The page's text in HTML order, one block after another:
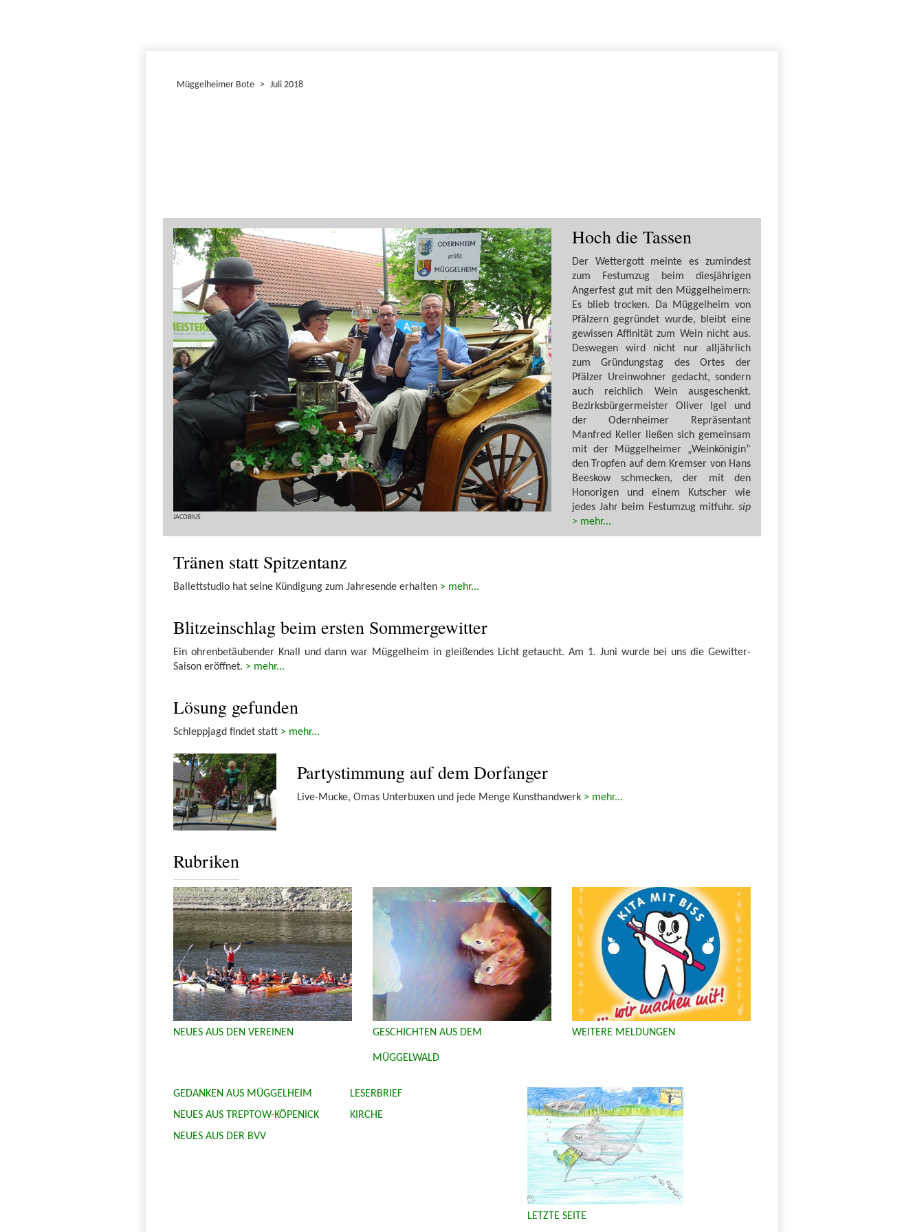
Müggelheimer Bote > Juli 2018
JACOBIUS
Hoch die Tassen
Der Wettergott meinte es zumindest
zum Festumzug beim diesjährigen
Angerfest gut mit den Müggelheimern:
Es blieb trocken. Da Müggelheim von
Pfälzern gegründet wurde, bleibt eine
gewissen Affinität zum Wein nicht aus.
Deswegen wird nicht nur alljährlich
zum Gründungstag des Ortes der
Pfälzer Ureinwohner gedacht, sondern
auch reichlich Wein ausgeschenkt.
Bezirksbürgermeister Oliver Igel und
der Odernheimer Repräsentant
Manfred Keller ließen sich gemeinsam
mit der Müggelheimer „Weinkönigin”
den Tropfen auf dem Kremser von Hans
Beeskow schmecken, der mit den
Honorigen und einem Kutscher wie
jedes Jahr beim Festumzug mitfuhr. sip
> mehr...
Tränen statt Spitzentanz
Ballettstudio hat seine Kündigung zum Jahresende erhalten > mehr...
Blitzeinschlag beim ersten Sommergewitter
Ein ohrenbetäubender Knall und dann war Müggelheim in gleißendes Licht getaucht. Am 1. Juni wurde bei uns die Gewitter-
Saison eröffnet. > mehr...
Lösung gefunden
Schleppjagd findet statt > mehr...
Partystimmung auf dem Dorfanger
Live-Mucke, Omas Unterbuxen und jede Menge Kunsthandwerk > mehr...
Rubriken
NEUES AUS DEN VEREINEN GESCHICHTEN AUS DEM
MÜGGELWALD
WEITERE MELDUNGEN
GEDANKEN AUS MÜGGELHEIM
NEUES AUS TREPTOW-KÖPENICK
NEUES AUS DER BVV
LESERBRIEF
KIRCHE
LETZTE SEITE